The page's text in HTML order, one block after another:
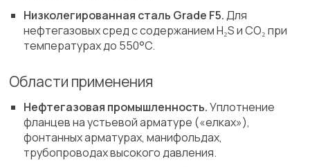
Низколегированная сталь Grade F5.Для
нефтегазовых сред с содержанием H₂S и CO₂ при
температурах до 550°C.
Области применения
Нефтегазовая промышленность.Уплотнение
фланцев на устьевой арматуре («елках»),
фонтанных арматурах, манифольдах,
трубопроводах высокого давления.